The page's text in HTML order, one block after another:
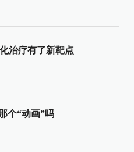
治疗有了新靶点
个“动画”吗